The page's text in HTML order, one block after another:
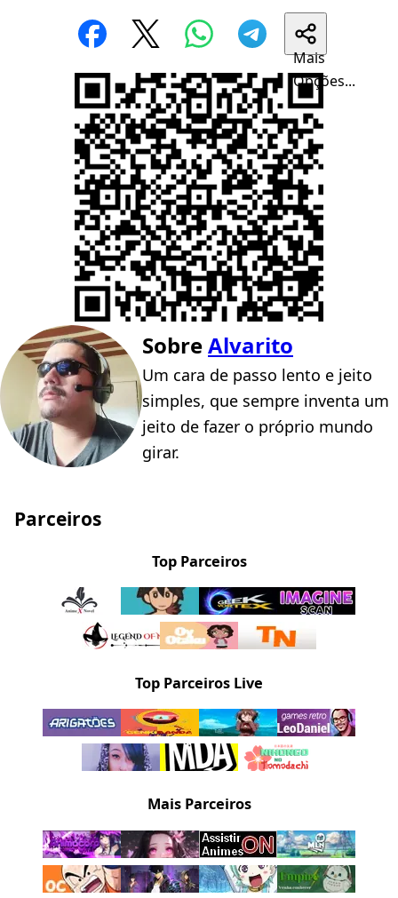
Mais
Opções...
SobreAlvarito
Um cara de passo lento e jeito
simples, que sempre inventa um
jeito de fazer o próprio mundo
girar.
Parceiros
Top Parceiros
Top Parceiros Live
Mais Parceiros